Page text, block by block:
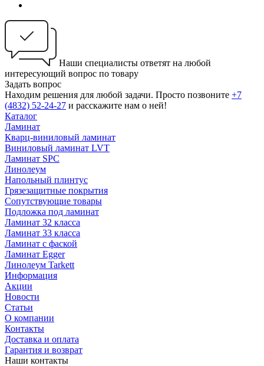
Наши специалисты ответят на любой
интересующий вопрос по товару
Задать вопрос
Находим решения для любой задачи. Просто позвоните +7
(4832) 52-24-27 и расскажите нам о ней!
Каталог
Ламинат
Кварц-виниловый ламинат
Виниловый ламинат LVT
Ламинат SPC
Линолеум
Напольный плинтус
Грязезащитные покрытия
Сопутствующие товары
Подложка под ламинат
Ламинат 32 класса
Ламинат 33 класса
Ламинат с фаской
Ламинат Egger
Линолеум Tarkett
Информация
Акции
Новости
Статьи
О компании
Контакты
Доставка и оплата
Гарантия и возврат
Наши контакты